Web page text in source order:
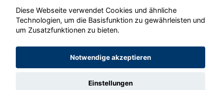
© konjunkturmotor.de GmbH 2020 - 2026
Diese Webseite verwendet Cookies und ähnliche
Technologien, um die Basisfunktion zu gewährleisten und
um Zusatzfunktionen zu bieten.
Notwendige akzeptieren
Einstellungen